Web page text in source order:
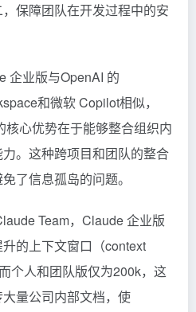
保障团队在开发过程中的安
企业版与OpenAI 的
和微软 Copilot相似，
心优势在于能够整合组织内
。这种跨项目和团队的整合
了信息孤岛的问题。
Team，Claude 企业版
的上下文窗口（context
个人和团队版仅为200k，这
量公司内部文档，使